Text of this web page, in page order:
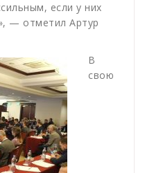
если у них
— отметил Артур
В
свою